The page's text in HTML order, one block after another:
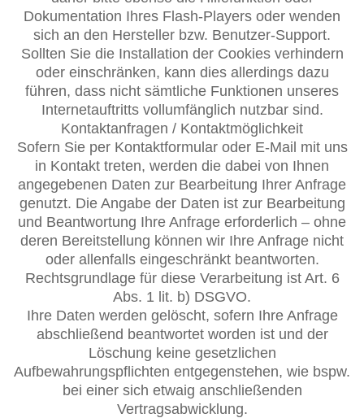
Dokumentation Ihres Flash-Players oder wenden
sich an den Hersteller bzw. Benutzer-Support.
Sollten Sie die Installation der Cookies verhindern
oder einschränken, kann dies allerdings dazu
führen, dass nicht sämtliche Funktionen unseres
Internetauftritts vollumfänglich nutzbar sind.
Kontaktanfragen / Kontaktmöglichkeit
Sofern Sie per Kontaktformular oder E-Mail mit uns
in Kontakt treten, werden die dabei von Ihnen
angegebenen Daten zur Bearbeitung Ihrer Anfrage
genutzt. Die Angabe der Daten ist zur Bearbeitung
und Beantwortung Ihre Anfrage erforderlich – ohne
deren Bereitstellung können wir Ihre Anfrage nicht
oder allenfalls eingeschränkt beantworten.
Rechtsgrundlage für diese Verarbeitung ist Art. 6
Abs. 1 lit. b) DSGVO.
Ihre Daten werden gelöscht, sofern Ihre Anfrage
abschließend beantwortet worden ist und der
Löschung keine gesetzlichen
Aufbewahrungspflichten entgegenstehen, wie bspw.
bei einer sich etwaig anschließenden
Vertragsabwicklung.